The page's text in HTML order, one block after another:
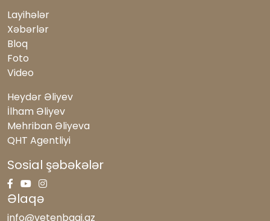
Samirə Hüseynova: Azərbaycan qadını
fədakarlıq, müdriklik və vətənpərvərlik
nümunəsidir
6527
Emin Tarverdiyev: Azərbaycan qadını - tarix
6384
Layihələr
Xəbərlər
Bloq
Foto
Video
Heydər Əliyev
İlham Əliyev
Mehriban Əliyeva
QHT Agentliyi
Sosial şəbəkələr
Əlaqə
info@vetenbagi.az